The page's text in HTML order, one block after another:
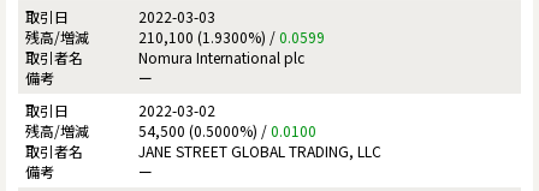
2022-03-03
210,100 (1.9300%) /0.0599
Nomura International plc
ー
2022-03-02
54,500 (0.5000%) /0.0100
JANE STREET GLOBAL TRADING, LLC
ー